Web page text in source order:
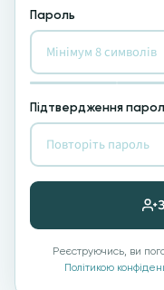
Пароль
Підтвердження
Реєструючись, ви
Політикою